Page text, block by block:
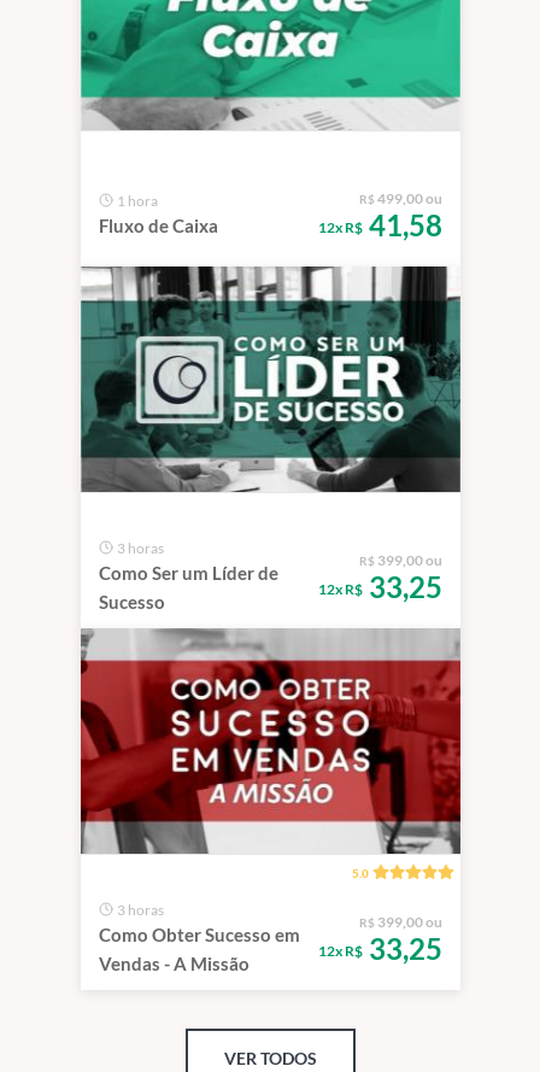
1 hora
Fluxo de Caixa
R$ 499,00 ou
12x R$41,58
3 horas
Como Ser um Líder de
Sucesso
R$ 399,00 ou
12x R$33,25
5.0
3 horas
Como Obter Sucesso em
Vendas - A Missão
R$ 399,00 ou
12x R$33,25
VER TODOS